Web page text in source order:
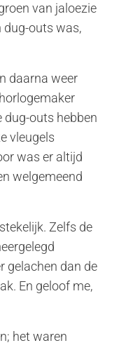
van jaloezie
dug-outs was,
daarna weer
dug-outs hebben
vleugels
was er altijd
welgemeend
Zelfs de
gelachen dan de
En geloof me,
het waren